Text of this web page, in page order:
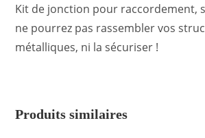
Kit de jonction pour raccordement,
ne pourrez pas rassembler vos
métalliques, ni la sécuriser !
Produits similaires